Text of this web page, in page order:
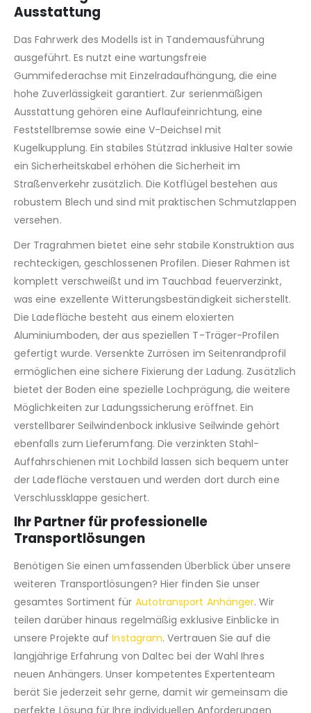
Ausstattung
Das Fahrwerk des Modells ist in Tandemausführung
ausgeführt. Es nutzt eine wartungsfreie
Gummifederachse mit Einzelradaufhängung, die eine
hohe Zuverlässigkeit garantiert. Zur serienmäßigen
Ausstattung gehören eine Auflaufeinrichtung, eine
Feststellbremse sowie eine V-Deichsel mit
Kugelkupplung. Ein stabiles Stützrad inklusive Halter sowie
ein Sicherheitskabel erhöhen die Sicherheit im
Straßenverkehr zusätzlich. Die Kotflügel bestehen aus
robustem Blech und sind mit praktischen Schmutzlappen
versehen.
Der Tragrahmen bietet eine sehr stabile Konstruktion aus
rechteckigen, geschlossenen Profilen. Dieser Rahmen ist
komplett verschweißt und im Tauchbad feuerverzinkt,
was eine exzellente Witterungsbeständigkeit sicherstellt.
Die Ladefläche besteht aus einem eloxierten
Aluminiumboden, der aus speziellen T-Träger-Profilen
gefertigt wurde. Versenkte Zurrösen im Seitenrandprofil
ermöglichen eine sichere Fixierung der Ladung. Zusätzlich
bietet der Boden eine spezielle Lochprägung, die weitere
Möglichkeiten zur Ladungssicherung eröffnet. Ein
verstellbarer Seilwindenbock inklusive Seilwinde gehört
ebenfalls zum Lieferumfang. Die verzinkten Stahl-
Auffahrschienen mit Lochbild lassen sich bequem unter
der Ladefläche verstauen und werden dort durch eine
Verschlussklappe gesichert.
Ihr Partner für professionelle
Transportlösungen
Benötigen Sie einen umfassenden Überblick über unsere
weiteren Transportlösungen? Hier finden Sie unser
gesamtes Sortiment für Autotransport Anhänger. Wir
teilen darüber hinaus regelmäßig exklusive Einblicke in
unsere Projekte aufInstagram. Vertrauen Sie auf die
langjährige Erfahrung von Daltec bei der Wahl Ihres
neuen Anhängers. Unser kompetentes Expertenteam
berät Sie jederzeit sehr gerne, damit wir gemeinsam die